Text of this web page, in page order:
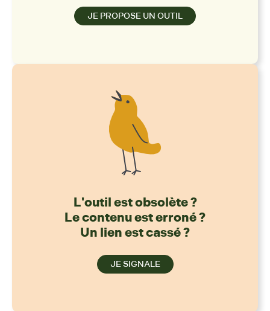
JE PROPOSE UN OUTIL
L'outil est obsolète ?
Le contenu est erroné ?
Un lien est cassé ?
JE SIGNALE